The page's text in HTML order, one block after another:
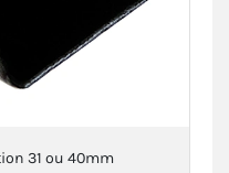
31 ou 40mm